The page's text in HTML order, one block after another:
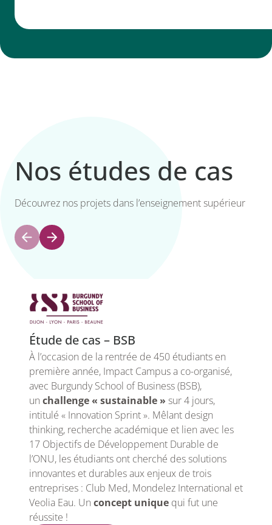
Nos études de cas
Découvrez nos projets dans l’enseignement supérieur
Étude de cas – BSB
À l’occasion de la rentrée de 450 étudiants en
première année, Impact Campus a co-organisé,
avec Burgundy School of Business (BSB),
un challenge« sustainable » sur 4 jours,
intitulé « Innovation Sprint ». Mêlant design
thinking, recherche académique et lien avec les
17 Objectifs de Développement Durable de
l’ONU, les étudiants ont cherché des solutions
innovantes et durables aux enjeux de trois
entreprises : Club Med, Mondelez International et
Veolia Eau. Un concept unique qui fut une
réussite !